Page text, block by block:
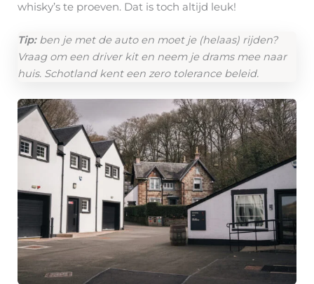
whisky’s te proeven. Dat is toch altijd leuk!
Tip:ben je met de auto en moet je (helaas) rijden?
Vraag om een driver kit en neem je drams mee naar
huis. Schotland kent een zero tolerance beleid.